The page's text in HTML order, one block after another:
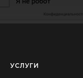
УСЛУГИ